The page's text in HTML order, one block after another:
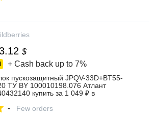
$
+ Cash back up to 7%
пускозащитный JPQV-33D+BT55-
ТУ BY 100010198.076 Атлант
купить за 1 049 ₽ в
- Few orders